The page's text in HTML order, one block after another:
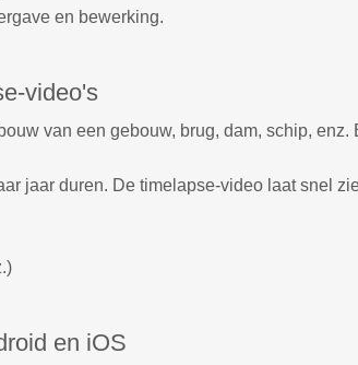
en bewerking.
video's
van een gebouw, brug, dam, schip, enz.
jaar duren. De timelapse-video laat snel
en iOS